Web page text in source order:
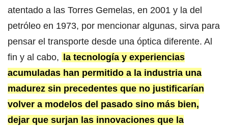
atentado a las Torres Gemelas, en 2001 y la del
petróleo en 1973, por mencionar algunas, sirva para
pensar el transporte desde una óptica diferente. Al
fin y al cabo, la tecnología y experiencias
acumuladas han permitido a la industria una
madurez sin precedentes que no justificarían
volver a modelos del pasado sino más bien,
dejar que surjan las innovaciones que la